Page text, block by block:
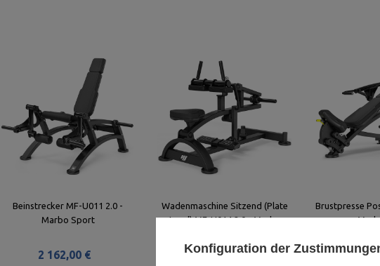
Beinstrecker MF-U011 2.0 -
Marbo Sport
2 162,00 €
Wadenmaschine Sitzend (Plate
Load) MF-U014 2.0 - Marbo
1 376,00 €
Brustpresse
-
2
Konfiguration der